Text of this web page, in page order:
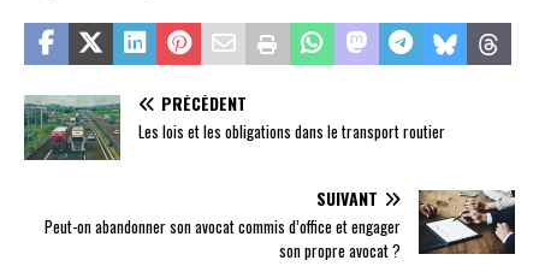
PRÉCÉDENT
Les lois et les obligations dans le transport routier
SUIVANT
Peut-on abandonner son avocat commis d’office et engager
son propre avocat ?